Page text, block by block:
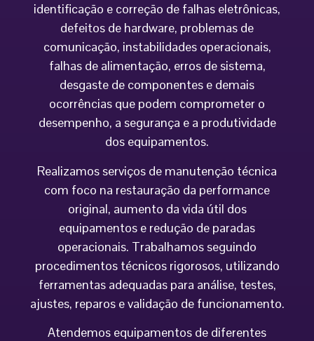
identificação e correção de falhas eletrônicas,
defeitos de hardware, problemas de
comunicação, instabilidades operacionais,
falhas de alimentação, erros de sistema,
desgaste de componentes e demais
ocorrências que podem comprometer o
desempenho, a segurança e a produtividade
dos equipamentos.
Realizamos serviços de manutenção técnica
com foco na restauração da performance
original, aumento da vida útil dos
equipamentos e redução de paradas
operacionais. Trabalhamos seguindo
procedimentos técnicos rigorosos, utilizando
ferramentas adequadas para análise, testes,
ajustes, reparos e validação de funcionamento.
Atendemos equipamentos de diferentes